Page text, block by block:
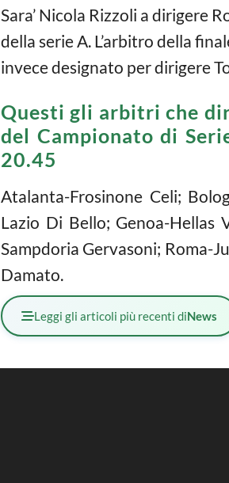
Sara’ Nicola Rizzoli a dirigere
della serie A. L’arbitro della
invece designato per dirigere
Questi gli arbitri che
del Campionato di
20.45
Atalanta-Frosinone Celi;
Lazio Di Bello; Genoa-Hellas
Sampdoria Gervasoni; Roma-
Damato.
Leggi gli articoli più recenti diNews